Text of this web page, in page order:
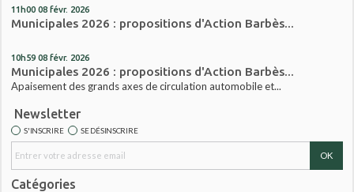
11h00 08 févr. 2026
Municipales 2026 : propositions d'Action Barbès...
10h59 08 févr. 2026
Municipales 2026 : propositions d'Action Barbès...
Apaisement des grands axes de circulation automobile et...
Newsletter
S'INSCRIRE SE DÉSINSCRIRE
Catégories